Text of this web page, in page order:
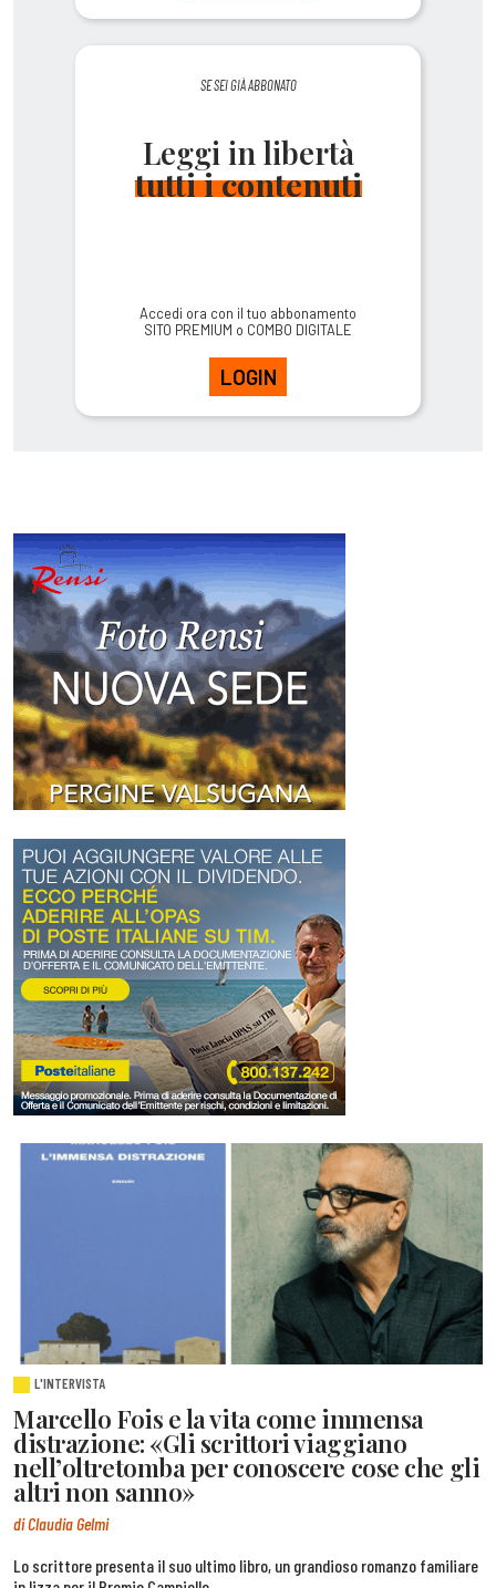
SE SEI GIÀ ABBONATO
Leggi in libertà
tutti i contenuti
Accedi ora con il tuo abbonamento
SITO PREMIUM o COMBO DIGITALE
LOGIN
L'INTERVISTA
Marcello Fois e la vita come immensa
distrazione: «Gli scrittori viaggiano
nell’oltretomba per conoscere cose che gli
altri non sanno»
di Claudia Gelmi
Lo scrittore presenta il suo ultimo libro, un grandioso romanzo familiare